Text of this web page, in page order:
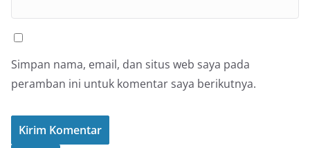
Simpan nama, email, dan situs web saya pada
peramban ini untuk komentar saya berikutnya.